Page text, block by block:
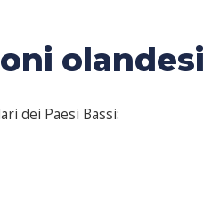
olandesi
dei Paesi Bassi: